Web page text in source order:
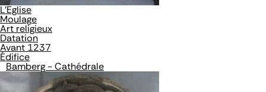
L'Eglise
Moulage
Art religieux
Datation
Avant 1237
Édifice
Bamberg - Cathédrale